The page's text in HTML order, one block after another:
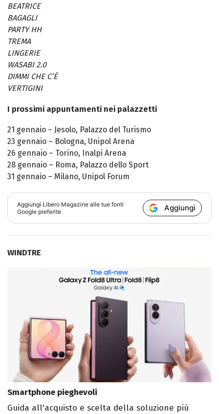
BEATRICE
BAGAGLI
PARTY HH
TREMA
LINGERIE
WASABI 2.0
DIMMI CHE C’È
VERTIGINI
I prossimi appuntamenti nei palazzetti
21 gennaio – Jesolo, Palazzo del Turismo
23 gennaio – Bologna, Unipol Arena
26 gennaio – Torino, Inalpi Arena
28 gennaio – Roma, Palazzo dello Sport
31 gennaio – Milano, Unipol Forum
Aggiungi Libero Magazine alle tue fonti
Google preferite
Aggiungi
WINDTRE
Smartphone pieghevoli
Guida all'acquisto e scelta della soluzione più